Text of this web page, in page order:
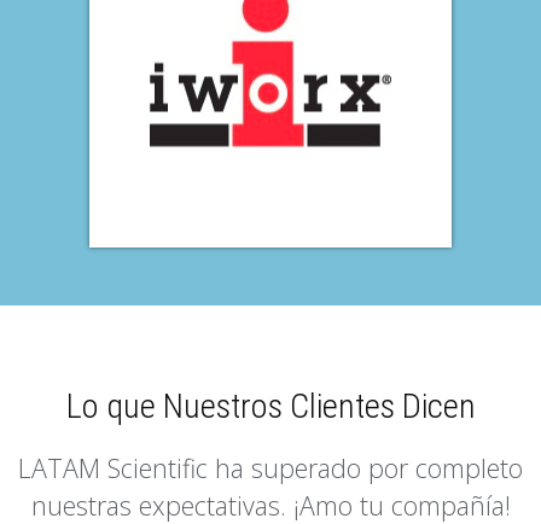
Lo que Nuestros Clientes Dicen
LATAM Scientific ha superado por completo
nuestras expectativas. ¡Amo tu compañía!